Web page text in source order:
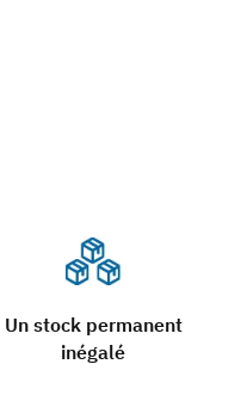
Un stock permanent
inégalé